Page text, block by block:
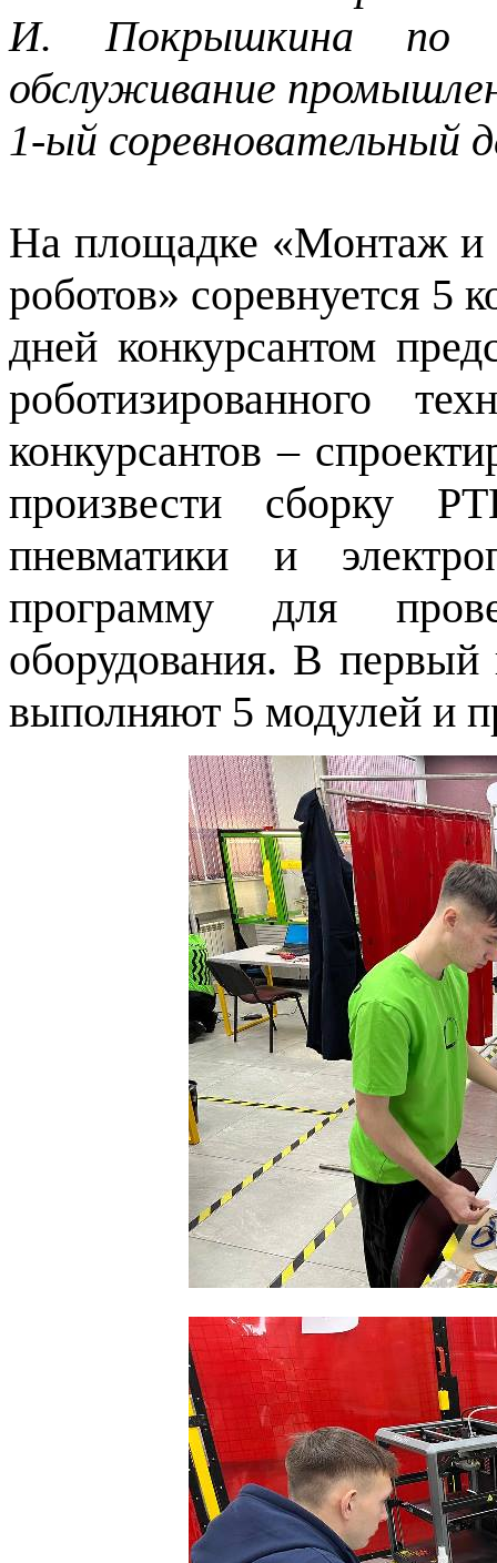
И. Покрышкина по
обслуживание
1-ый соревновательный
На площадке «Монтаж
роботов» соревнуется 5
дней конкурсантом
роботизированного
конкурсантов –
произвести сборку
пневматики и
программу для
оборудования. В первый
выполняют 5 модулей и